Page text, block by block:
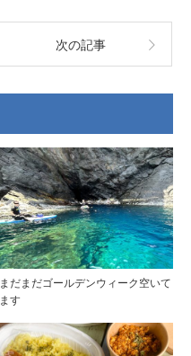
次の記事
まだまだゴールデンウィーク空いて
ます